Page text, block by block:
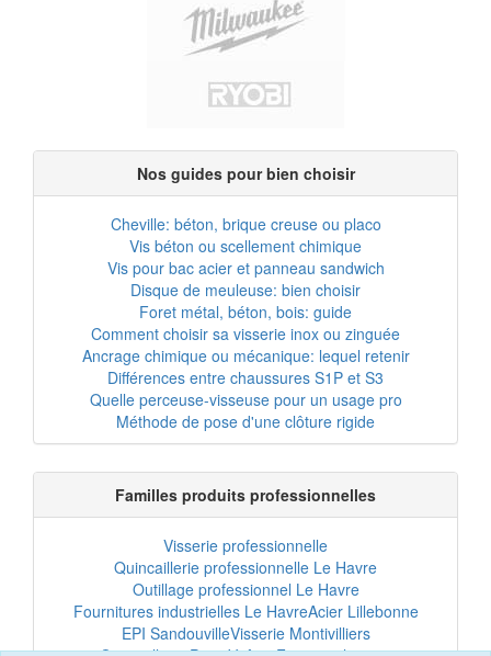
Nos guides pour bien choisir
Cheville: béton, brique creuse ou placo
Vis béton ou scellement chimique
Vis pour bac acier et panneau sandwich
Disque de meuleuse: bien choisir
Foret métal, béton, bois: guide
Comment choisir sa visserie inox ou zinguée
Ancrage chimique ou mécanique: lequel retenir
Différences entre chaussures S1P et S3
Quelle perceuse-visseuse pour un usage pro
Méthode de pose d'une clôture rigide
Familles produits professionnelles
Visserie professionnelle
Quincaillerie professionnelle Le Havre
Outillage professionnel Le Havre
Fournitures industrielles Le HavreAcier Lillebonne
EPI SandouvilleVisserie Montivilliers